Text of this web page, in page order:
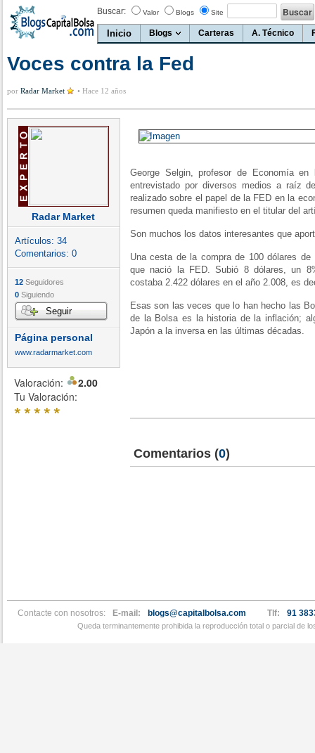
Buscar: Valor Blogs Site
Inicio Blogs Carteras A. Técnico
Voces contra la Fed
por Radar Market • Hace 12 años
Radar Market
Artículos: 34
Comentarios: 0
12 Seguidores
0 Siguiendo
Seguir
Página personal
www.radarmarket.com
Valoración:
2.00
Tu Valoración:
*****
George Selgin, profesor de Economía
entrevistado por diversos medios a raíz
realizado sobre el papel de la FED en la
resumen queda manifiesto en el titular del
Son muchos los datos interesantes que
Una cesta de la compra de 100 dólares
que nació la FED. Subió 8 dólares, un
costaba 2.422 dólares en el año 2.008, es
Esas son las veces que lo han hecho las
de la Bolsa es la historia de la inflación;
Japón a la inversa en las últimas décadas.
Comentarios (0)
Contacte con nosotros: E-mail: blogs@capitalbolsa.com Tlf: 91
Queda terminantemente prohibida la reproducción total o parcial de